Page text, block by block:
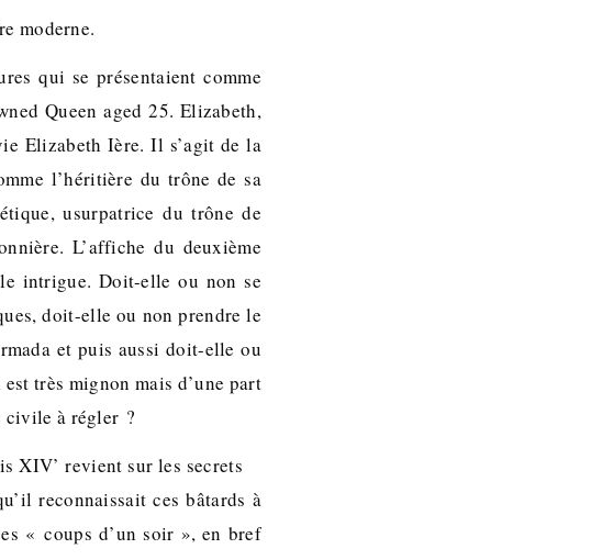
moderne.
qui se présentaient comme
Queen aged 25. Elizabeth,
Elizabeth Ière. Il s’agit de la
l’héritière du trône de sa
usurpatrice du trône de
L’affiche du deuxième
intrigue. Doit-elle ou non se
doit-elle ou non prendre le
et puis aussi doit-elle ou
très mignon mais d’une part
civile à régler ?
XIV’ revient sur les secrets
reconnaissait ces bâtards à
« coups d’un soir », en bref